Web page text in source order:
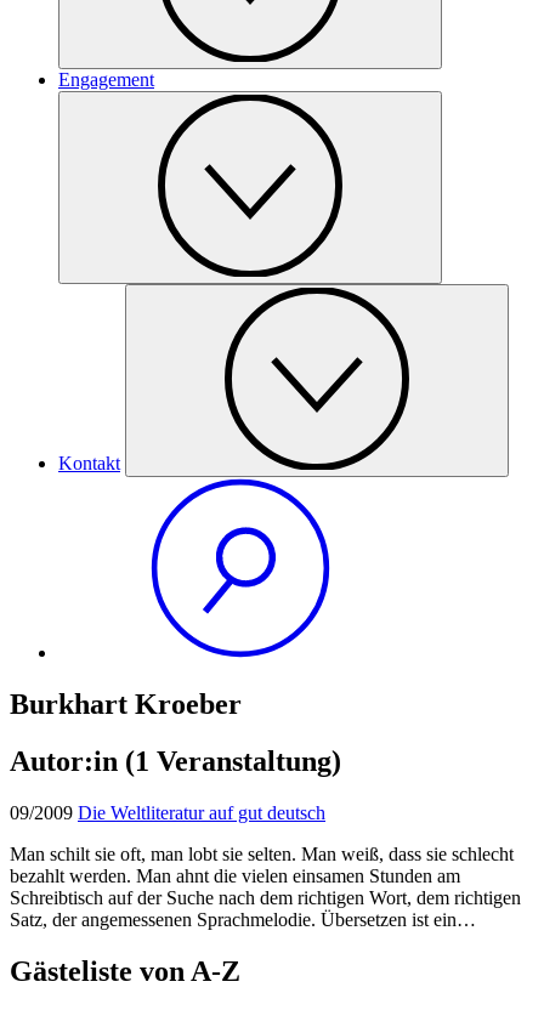
Engagement
Kontakt
Burkhart Kroeber
Autor:in (1 Veranstaltung)
09/2009 Die Weltliteratur auf gut deutsch
Man schilt sie oft, man lobt sie selten. Man weiß, dass sie schlecht
bezahlt werden. Man ahnt die vielen einsamen Stunden am
Schreibtisch auf der Suche nach dem richtigen Wort, dem richtigen
Satz, der angemessenen Sprachmelodie. Übersetzen ist ein…
Gästeliste von A-Z